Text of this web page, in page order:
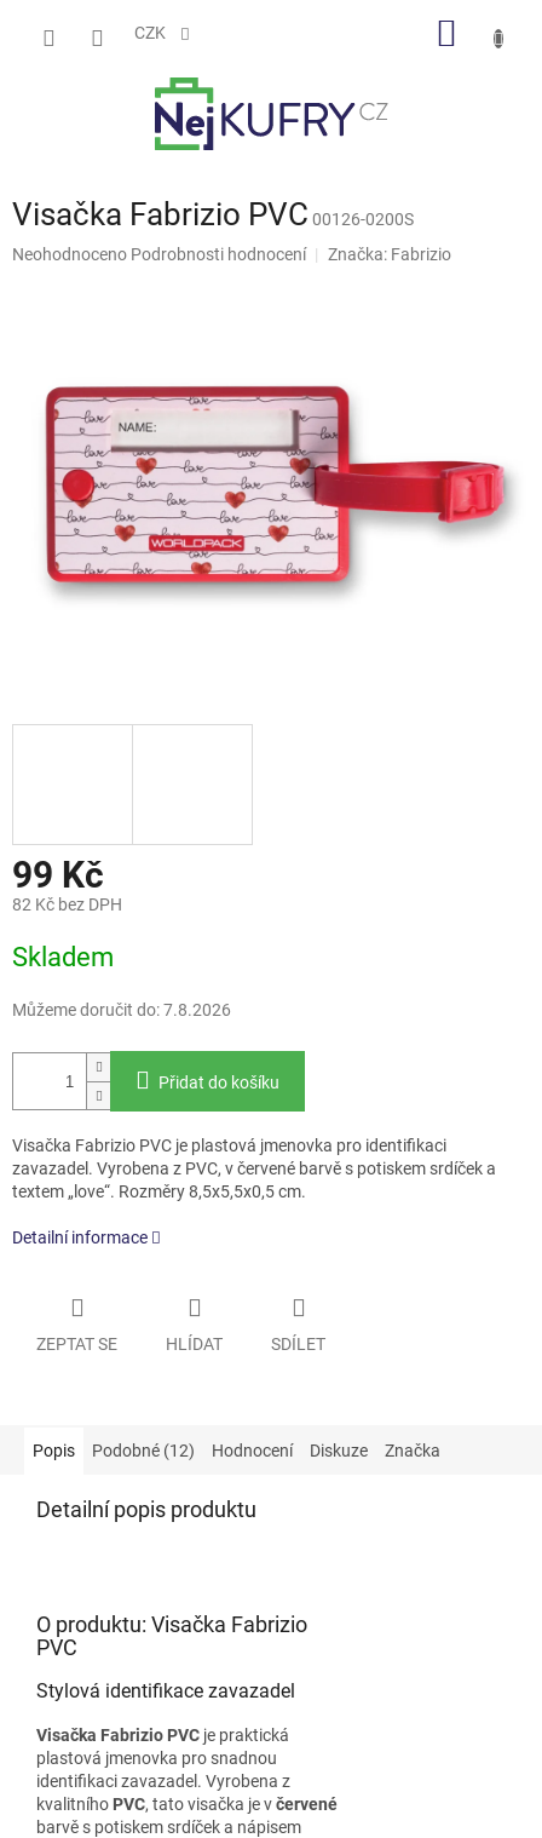
CZK
Visačka Fabrizio PVC 00126-0200S
Průměrné
hvězdiček.
Neohodnoceno Podrobnosti hodnocení Značka: Fabrizio
99 Kč
82 Kč bez DPH
cena:
Skladem
Můžeme doručit do:7.8.2026
Přidat do košíku
Visačka Fabrizio PVC je plastová jmenovka pro identifikaci
zavazadel. Vyrobena z PVC, v červené barvě s potiskem srdíček a
textem „love“. Rozměry 8,5x5,5x0,5 cm.
Detailní informace
ZEPTAT SE HLÍDAT SDÍLET
Popis Podobné (12) Hodnocení Diskuze Značka
Detailní popis produktu
O produktu: Visačka Fabrizio
PVC
Stylová identifikace zavazadel
Visačka Fabrizio PVC je praktická
plastová jmenovka pro snadnou
identifikaci zavazadel. Vyrobena z
kvalitního PVC, tato visačka je včervené
barvě s potiskem srdíček a nápisem